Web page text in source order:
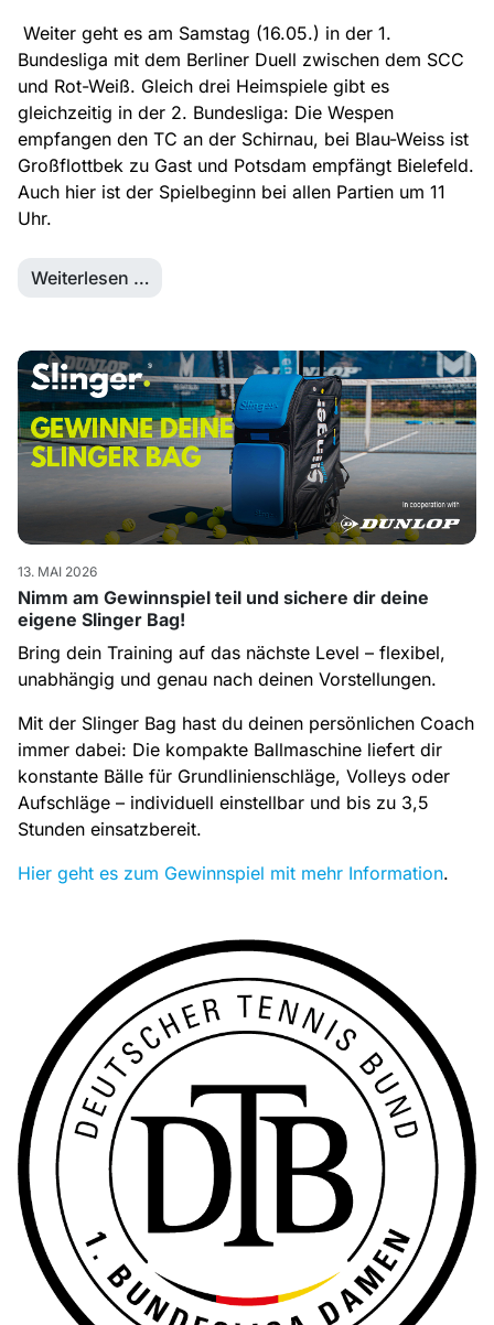
Weiter geht es am Samstag (16.05.) in der 1.
Bundesliga mit dem Berliner Duell zwischen dem SCC
und Rot-Weiß. Gleich drei Heimspiele gibt es
gleichzeitig in der 2. Bundesliga: Die Wespen
empfangen den TC an der Schirnau, bei Blau-Weiss ist
Großflottbek zu Gast und Potsdam empfängt Bielefeld.
Auch hier ist der Spielbeginn bei allen Partien um 11
Uhr.
Weiterlesen …
13. MAI 2026
Nimm am Gewinnspiel teil und sichere dir deine
eigene Slinger Bag!
Bring dein Training auf das nächste Level – flexibel,
unabhängig und genau nach deinen Vorstellungen.
Mit der Slinger Bag hast du deinen persönlichen Coach
immer dabei: Die kompakte Ballmaschine liefert dir
konstante Bälle für Grundlinienschläge, Volleys oder
Aufschläge – individuell einstellbar und bis zu 3,5
Stunden einsatzbereit.
Hier geht es zum Gewinnspiel mit mehr Information.